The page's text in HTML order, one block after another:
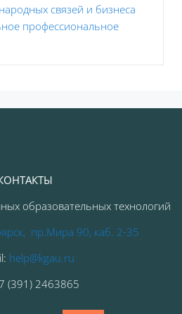
связей и бизнеса
профессиональное
образовательных технологий
пр.Мира 90, каб. 2-35
help@kgau.ru
(391) 2463865